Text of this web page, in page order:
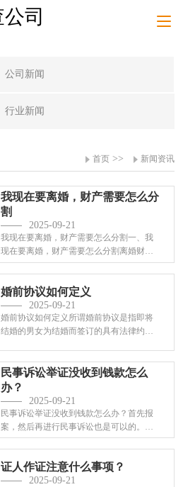
公司新闻
行业新闻
首页 >> 新闻资讯
我现在要离婚，财产需要怎么分
割
2025-09-21
我现在要离婚，财产需要怎么分割一、我
现在要离婚，财产需要怎么分割离婚财产
分割方式···
婚前协议如何定义
2025-09-21
婚前协议如何定义所谓婚前协议是指即将
结婚的男女为结婚而签订的具有法律约束
民事诉讼举证没收到钱款怎么
办？
2025-09-21
民事诉讼举证没收到钱款怎么办？首先报
案，然后再进行民事诉讼也是可以的。签
了收条，···
证人作证注意什么事项？
2025-09-21